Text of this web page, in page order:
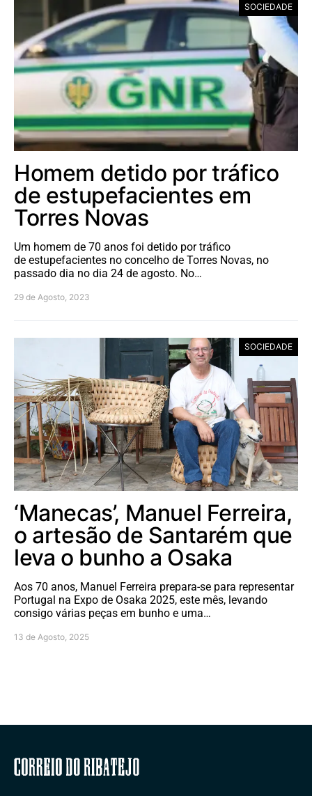
SOCIEDADE
Homem detido por tráfico
de estupefacientes em
Torres Novas
Um homem de 70 anos foi detido por tráfico
de estupefacientes no concelho de Torres Novas, no
passado dia no dia 24 de agosto. No…
29 de Agosto, 2023
SOCIEDADE
‘Manecas’, Manuel Ferreira,
o artesão de Santarém que
leva o bunho a Osaka
Aos 70 anos, Manuel Ferreira prepara-se para representar
Portugal na Expo de Osaka 2025, este mês, levando
consigo várias peças em bunho e uma…
13 de Agosto, 2025
Correio do Ribatejo